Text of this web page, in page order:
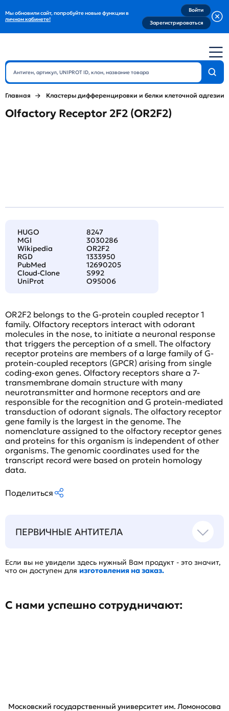
Мы обновили сайт, попробуйте новые функции в
личном кабинете!
Войти
Зарегистрироваться
Главная Кластеры дифференцировки и белки клеточной адгезии
Olfactory Receptor 2F2 (OR2F2)
HUGO
8247
MGI
3030286
Wikipedia
OR2F2
RGD
1333950
PubMed
12690205
Cloud-Clone
S992
UniProt
O95006
OR2F2 belongs to the G-protein coupled receptor 1
family. Olfactory receptors interact with odorant
molecules in the nose, to initiate a neuronal response
that triggers the perception of a smell. The olfactory
receptor proteins are members of a large family of G-
protein-coupled receptors (GPCR) arising from single
coding-exon genes. Olfactory receptors share a 7-
transmembrane domain structure with many
neurotransmitter and hormone receptors and are
responsible for the recognition and G protein-mediated
transduction of odorant signals. The olfactory receptor
gene family is the largest in the genome. The
nomenclature assigned to the olfactory receptor genes
and proteins for this organism is independent of other
organisms. The genomic coordinates used for the
transcript record were based on protein homology
data.
Поделиться
ПЕРВИЧНЫЕ АНТИТЕЛА
Если вы не увидели здесь нужный Вам продукт - это значит,
что он доступен для изготовления на заказ.
С нами успешно сотрудничают:
Московский государственный университет им. Ломоносова